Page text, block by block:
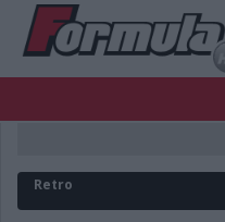
FORMULA
Retro